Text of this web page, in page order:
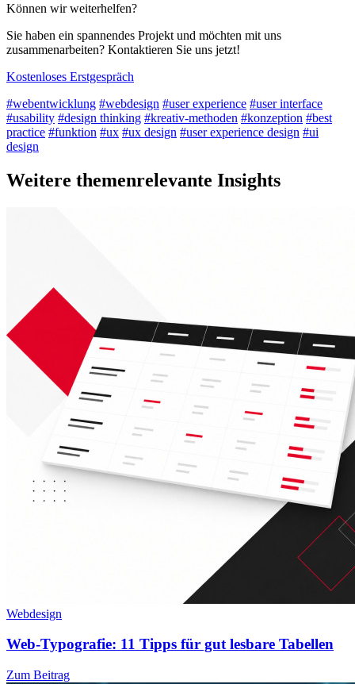
Können wir weiterhelfen?
Sie haben ein spannendes Projekt und möchten mit uns
zusammenarbeiten? Kontaktieren Sie uns jetzt!
Kostenloses Erstgespräch
#webentwicklung #webdesign #user experience #user interface
#usability #design thinking #kreativ-methoden #konzeption #best
practice #funktion #ux #ux design #user experience design #ui
design
Weitere themenrelevante Insights
Webdesign
Web-Typografie: 11 Tipps für gut lesbare Tabellen
Zum Beitrag